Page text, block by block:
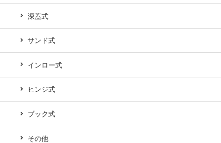
深蓋式
サンド式
インロー式
ヒンジ式
ブック式
その他